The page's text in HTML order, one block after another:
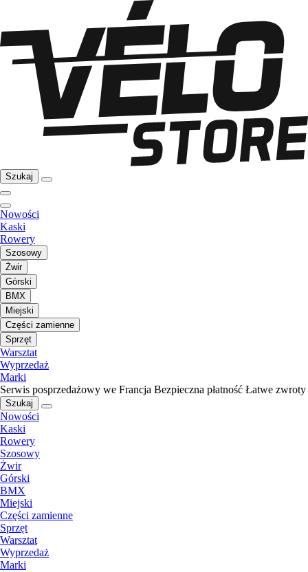
Szukaj
Nowości
Kaski
Rowery
Szosowy
Żwir
Górski
BMX
Miejski
Części zamienne
Sprzęt
Warsztat
Wyprzedaż
Marki
Serwis posprzedażowy we Francja Bezpieczna płatność Łatwe zwroty
Szukaj
Nowości
Kaski
Rowery
Szosowy
Żwir
Górski
BMX
Miejski
Części zamienne
Sprzęt
Warsztat
Wyprzedaż
Marki